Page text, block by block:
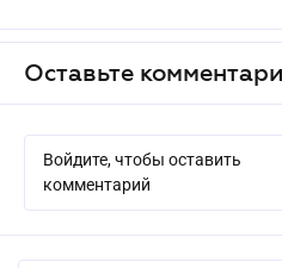
Оставьте
Войдите, чтобы оставить
комментарий